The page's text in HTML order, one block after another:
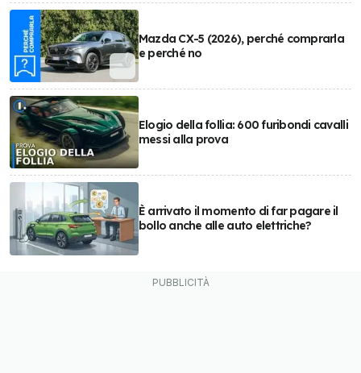
Mazda CX-5 (2026), perché comprarla
e perché no
Elogio della follia: 600 furibondi cavalli
messi alla prova
È arrivato il momento di far pagare il
bollo anche alle auto elettriche?